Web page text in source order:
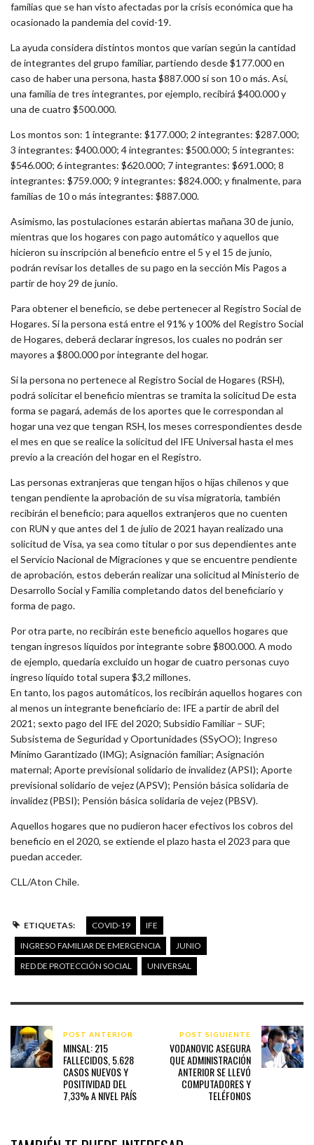
familias que se han visto afectadas por la crisis económica que ha
ocasionado la pandemia del covid-19.
La ayuda considera distintos montos que varían según la cantidad
de integrantes del grupo familiar, partiendo desde $177.000 en
caso de haber una persona, hasta $887.000 si son 10 o más. Así,
una familia de tres integrantes, por ejemplo, recibirá $400.000 y
una de cuatro $500.000.
Los montos son: 1 integrante: $177.000; 2 integrantes: $287.000;
3 integrantes: $400.000; 4 integrantes: $500.000; 5 integrantes:
$546.000; 6 integrantes: $620.000; 7 integrantes: $691.000; 8
integrantes: $759.000; 9 integrantes: $824.000; y finalmente, para
familias de 10 o más integrantes: $887.000.
Asimismo, las postulaciones estarán abiertas mañana 30 de junio,
mientras que los hogares con pago automático y aquellos que
hicieron su inscripción al beneficio entre el 5 y el 15 de junio,
podrán revisar los detalles de su pago en la sección Mis Pagos a
partir de hoy 29 de junio.
Para obtener el beneficio, se debe pertenecer al Registro Social de
Hogares. Si la persona está entre el 91% y 100% del Registro Social
de Hogares, deberá declarar ingresos, los cuales no podrán ser
mayores a $800.000 por integrante del hogar.
Si la persona no pertenece al Registro Social de Hogares (RSH),
podrá solicitar el beneficio mientras se tramita la solicitud De esta
forma se pagará, además de los aportes que le correspondan al
hogar una vez que tengan RSH, los meses correspondientes desde
el mes en que se realice la solicitud del IFE Universal hasta el mes
previo a la creación del hogar en el Registro.
Las personas extranjeras que tengan hijos o hijas chilenos y que
tengan pendiente la aprobación de su visa migratoria, también
recibirán el beneficio; para aquellos extranjeros que no cuenten
con RUN y que antes del 1 de julio de 2021 hayan realizado una
solicitud de Visa, ya sea como titular o por sus dependientes ante
el Servicio Nacional de Migraciones y que se encuentre pendiente
de aprobación, estos deberán realizar una solicitud al Ministerio de
Desarrollo Social y Familia completando datos del beneficiario y
forma de pago.
Por otra parte, no recibirán este beneficio aquellos hogares que
tengan ingresos líquidos por integrante sobre $800.000. A modo
de ejemplo, quedaría excluido un hogar de cuatro personas cuyo
ingreso líquido total supera $3,2 millones.
En tanto, los pagos automáticos, los recibirán aquellos hogares con
al menos un integrante beneficiario de: IFE a partir de abril del
2021; sexto pago del IFE del 2020; Subsidio Familiar – SUF;
Subsistema de Seguridad y Oportunidades (SSyOO); Ingreso
Mínimo Garantizado (IMG); Asignación familiar; Asignación
maternal; Aporte previsional solidario de invalidez (APSI); Aporte
previsional solidario de vejez (APSV); Pensión básica solidaria de
invalidez (PBSI); Pensión básica solidaria de vejez (PBSV).
Aquellos hogares que no pudieron hacer efectivos los cobros del
beneficio en el 2020, se extiende el plazo hasta el 2023 para que
puedan acceder.
CLL/Aton Chile.
ETIQUETAS: COVID-19
IFE
INGRESO FAMILIAR DE EMERGENCIA
JUNIO
RED DE PROTECCIÓN SOCIAL
UNIVERSAL
POST ANTERIOR
MINSAL: 215
FALLECIDOS, 5.628
CASOS NUEVOS Y
POSITIVIDAD DEL
7,33% A NIVEL PAÍS
POST SIGUIENTE
VODANOVIC ASEGURA
QUE ADMINISTRACIÓN
ANTERIOR SE LLEVÓ
COMPUTADORES Y
TELÉFONOS